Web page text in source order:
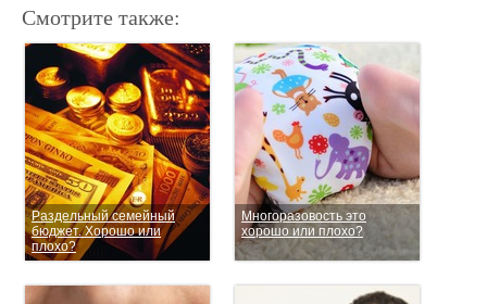
Смотрите также:
Раздельный семейный
бюджет. Хорошо или
плохо?
Многоразовость это
хорошо или плохо?